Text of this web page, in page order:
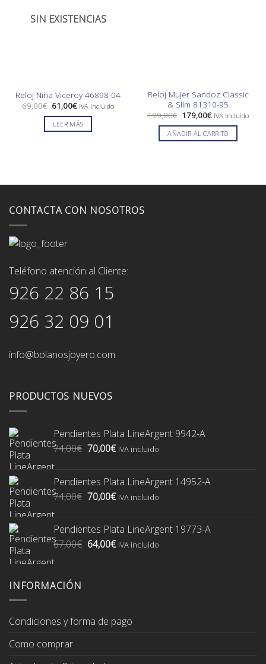
SIN EXISTENCIAS
Reloj Niña Viceroy 46898-04
69,00€ El
precio
original
era:
69,00€.
61,00€El
precio
actual
es:
61,00€.
IVA incluido
LEER MÁS
Reloj Mujer Sandoz Classic
& Slim 81310-95
199,00€ El
precio
original
era:
179,00€El
actual
es:
IVA incluido
AÑADIR AL CARRITO
CONTACTA CON NOSOTROS
Teléfono atención al Cliente:
926 22 86 15
926 32 09 01
info@bolanosjoyero.com
PRODUCTOS NUEVOS
Pendientes Plata LineArgent 9942-A
74,00€ El
era:
74,00€.
70,00€El
es:
70,00€.
IVA incluido
Pendientes Plata LineArgent 14952-A
74,00€ El
era:
74,00€.
70,00€El
es:
70,00€.
IVA incluido
Pendientes Plata LineArgent 19773-A
67,00€ El
64,00€ElIVA incluido
INFORMACIÓN
Condiciones y forma de pago
Como comprar